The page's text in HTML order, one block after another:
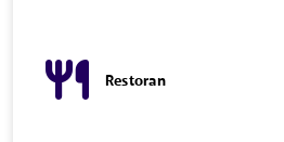
Restoran